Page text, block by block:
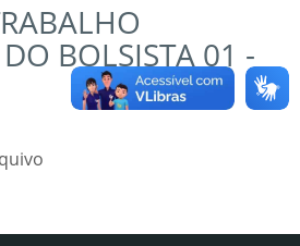
BOLSISTA 01 -